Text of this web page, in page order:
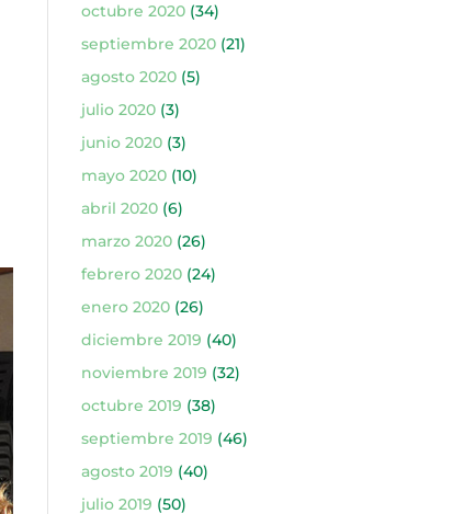
octubre 2020(34)
septiembre 2020(21)
agosto 2020(5)
julio 2020(3)
junio 2020(3)
mayo 2020(10)
abril 2020(6)
marzo 2020(26)
febrero 2020(24)
enero 2020(26)
diciembre 2019 (40)
noviembre 2019 (32)
octubre 2019 (38)
septiembre 2019 (46)
agosto 2019 (40)
julio 2019 (50)